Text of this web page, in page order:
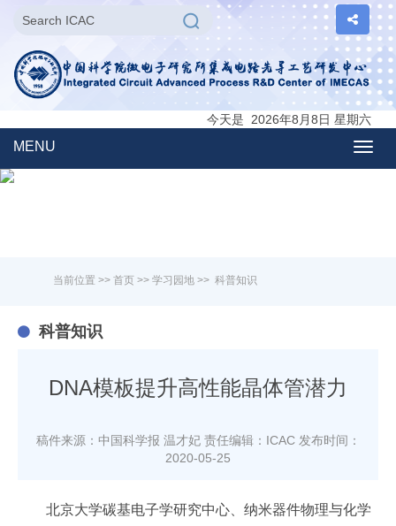
今天是 2026年8月8日 星期六
MENU
当前位置 >> 首页 >> 学习园地 >> 科普知识
科普知识
DNA模板提升高性能晶体管潜力
稿件来源：中国科学报 温才妃 责任编辑：ICAC 发布时间：
2020-05-25
北京大学碳基电子学研究中心、纳米器件物理与化学